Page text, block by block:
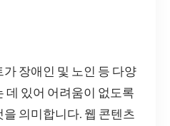
장애인 및 노인 등 다양
데 있어 어려움이 없도록
의미합니다. 웹 콘텐츠